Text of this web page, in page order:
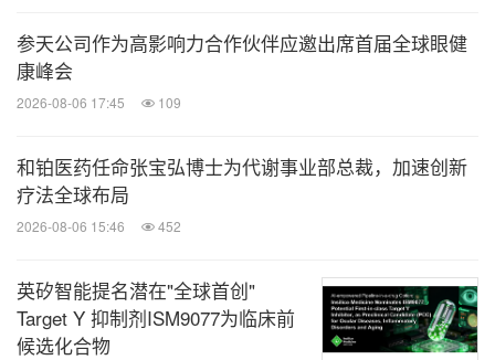
立即订阅！
料
绿色科技 健康护理与医院 医疗设备
医
疗药物
药物
零售业
分享到：
参天公司作为高影响力合作伙伴应邀出席首届全球眼健
康峰会
2026-08-06 17:45 109
和铂医药任命张宝弘博士为代谢事业部总裁，加速创新
疗法全球布局
2026-08-06 15:46 452
英矽智能提名潜在"全球首创"
Target Y 抑制剂ISM9077为临床前
候选化合物